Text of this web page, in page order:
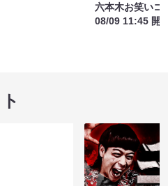
六本木お笑いコ
08/09 11:45 開